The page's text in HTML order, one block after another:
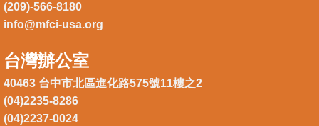
(209)-566-8180
info@mfci-usa.org
台灣辦公室
40463 台中市北區進化路575號11樓之2
(04)2235-8286
(04)2237-0024